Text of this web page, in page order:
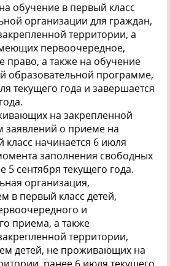
обучение в первый класс
организации для граждан,
территории, а
первоочередное,
право, а также на обучение
образовательной программе,
текущего года и завершается
на закрепленной
заявлений о приеме на
начинается 6 июля
заполнения свободных
5 сентября текущего года.
организация,
в первый класс детей,
и
приема, а также
территории,
детей, не проживающих на